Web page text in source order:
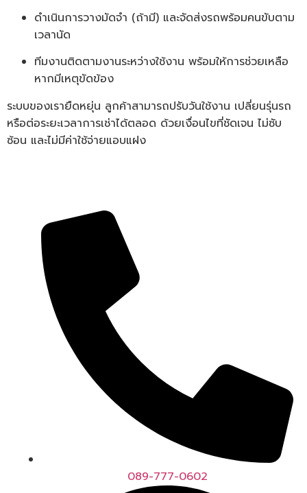
ดำเนินการวางมัดจำ (ถ้ามี) และจัดส่งรถพร้อมคนขับตาม
เวลานัด
ทีมงานติดตามงานระหว่างใช้งาน พร้อมให้การช่วยเหลือ
หากมีเหตุขัดข้อง
ระบบของเรายืดหยุ่น ลูกค้าสามารถปรับวันใช้งาน เปลี่ยนรุ่นรถ
หรือต่อระยะเวลาการเช่าได้ตลอด ด้วยเงื่อนไขที่ชัดเจน ไม่ซับ
ซ้อน และไม่มีค่าใช้จ่ายแอบแฝง
089-777-0602